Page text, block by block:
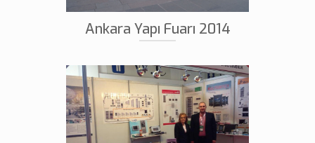
Ankara Yapı Fuarı 2014